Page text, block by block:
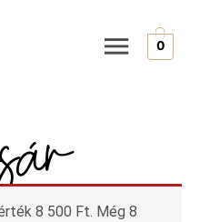
0
8 500 Ft. Még 8